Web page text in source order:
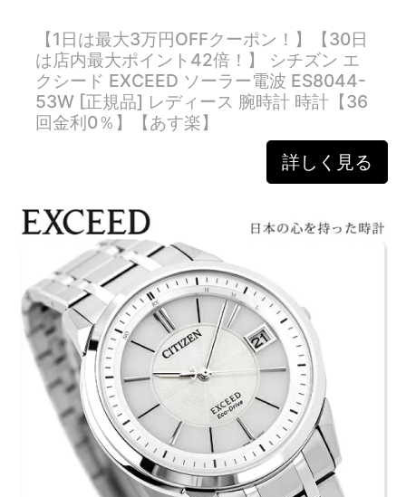
【1日は最大3万円OFFクーポン！】【30日
は店内最大ポイント42倍！】 シチズン エ
クシード EXCEED ソーラー電波 ES8044-
53W [正規品] レディース 腕時計 時計【36
回金利0％】【あす楽】
詳しく見る